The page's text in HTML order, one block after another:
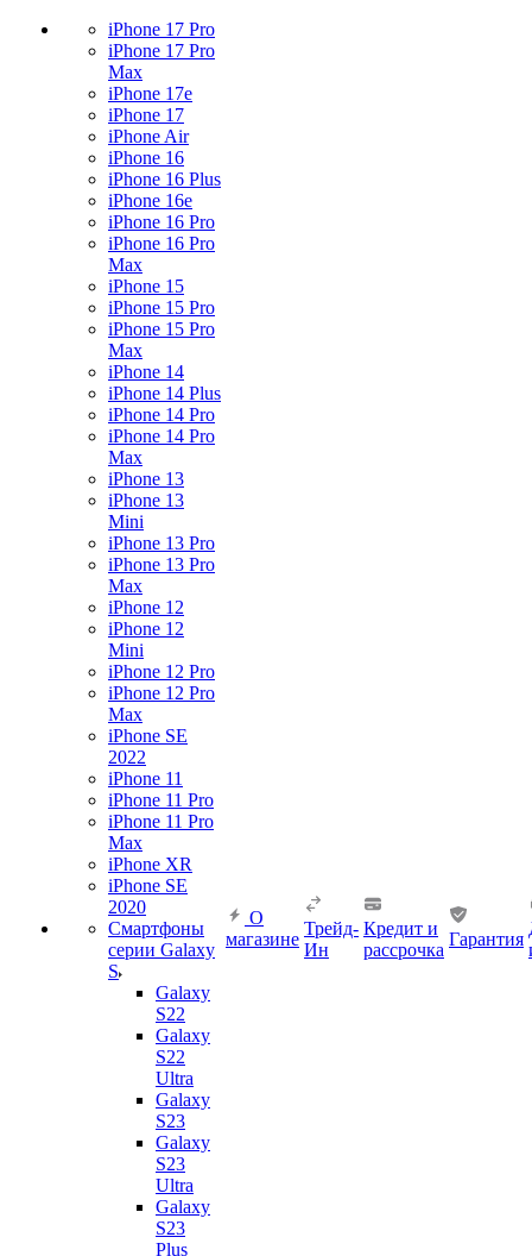
iPhone 17 Pro
iPhone 17 Pro
Max
iPhone 17e
iPhone 17
iPhone Air
iPhone 16
iPhone 16 Plus
iPhone 16e
iPhone 16 Pro
iPhone 16 Pro
Max
iPhone 15
iPhone 15 Pro
iPhone 15 Pro
Max
iPhone 14
iPhone 14 Plus
iPhone 14 Pro
iPhone 14 Pro
Max
iPhone 13
iPhone 13
Mini
iPhone 13 Pro
iPhone 13 Pro
Max
iPhone 12
iPhone 12
Mini
iPhone 12 Pro
iPhone 12 Pro
Max
iPhone SE
2022
iPhone 11
iPhone 11 Pro
iPhone 11 Pro
Max
iPhone XR
iPhone SE
2020
Смартфоны
серии Galaxy
S
Galaxy
S22
Galaxy
S22
Ultra
Galaxy
S23
Galaxy
S23
Ultra
Galaxy
S23
Plus
О
магазине
Трейд-
Ин
Кредит и
рассрочка
Гарантия